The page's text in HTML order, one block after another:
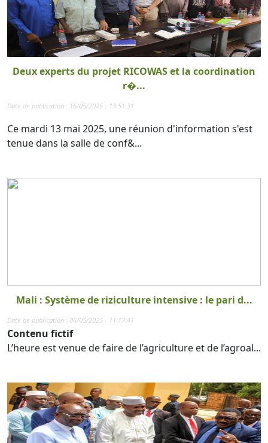
Deux experts du projet RICOWAS et la coordination
r�...
Date de publication : 16/05/2025 - 13:51:31
Ce mardi 13 mai 2025, une réunion d'information s'est
tenue dans la salle de conf&...
Mali : Système de riziculture intensive : le pari d...
Date de publication : 06/05/2025 - 11:17:41
Contenu fictif
L’heure est venue de faire de l’agriculture et de l’agroal...